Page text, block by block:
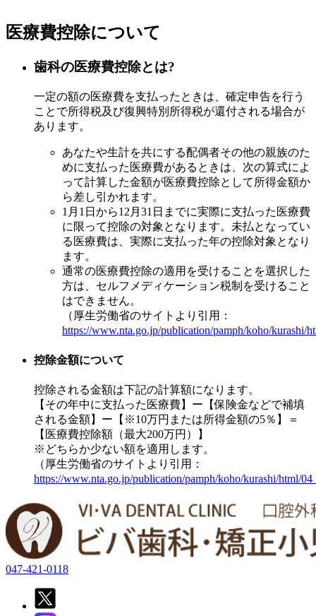
医療費控除について
歯科の医療費控除とは?
一定の額の医療費を支払ったときは、確定申告を行う
ことで所得税及び復興特別所得税が還付される場合が
あります。
あなたや生計を共にする配偶者その他の親族のた
めに支払った医療費があるときは、次の算式によ
って計算した金額が医療費控除として所得金額か
ら差し引かれます。
1月1日から12月31日までに実際に支払った医療費
に限って控除の対象となります。未払となってい
る医療費は、実際に支払った年の控除対象となり
ます。
通常の医療費控除の適用を受けることを選択した
方は、セルフメディケーション税制を受けること
はできません。
（厚生労働省のサイトより引用：
https://www.nta.go.jp/publication/pamph/koho/kurashi/
控除金額について
控除される金額は下記の計算額になります。
【その年中に支払った医療費】ー【保険金などで補填
される金額】ー【※10万円または所得金額の5％】＝
【医療費控除額（最大200万円）】
※どちらか少ない額を適用します。
（厚生労働省のサイトより引用：
https://www.nta.go.jp/publication/pamph/koho/kurashi/html/
047-421-0118